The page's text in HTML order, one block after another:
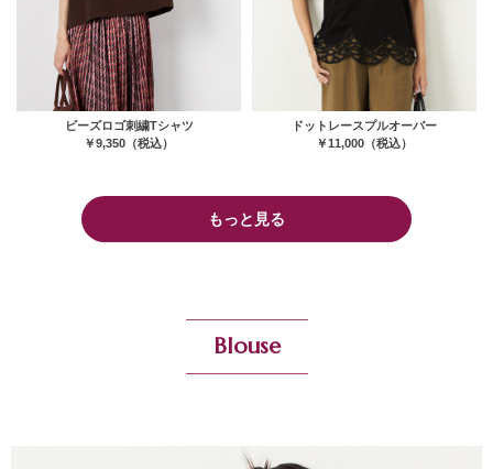
ビーズロゴ刺繍Tシャツ
￥9,350（税込）
ドットレースプルオーバー
￥11,000（税込）
もっと見る
Blouse